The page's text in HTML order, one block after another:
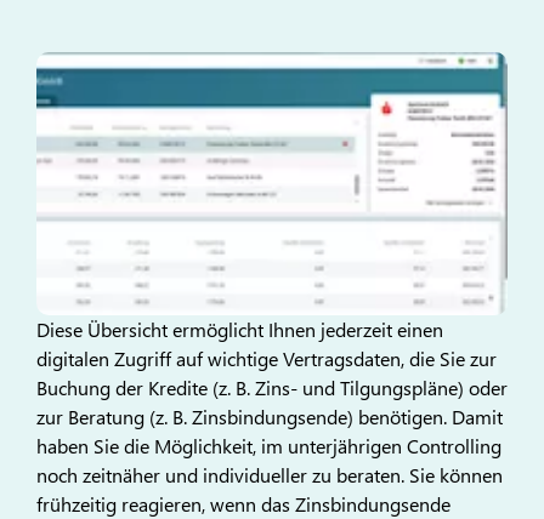
Diese Übersicht ermöglicht Ihnen jederzeit einen
digitalen Zugriff auf wichtige Vertragsdaten, die Sie zur
Buchung der Kredite (z. B. Zins- und Tilgungspläne) oder
zur Beratung (z. B. Zinsbindungsende) benötigen. Damit
haben Sie die Möglichkeit, im unterjährigen Controlling
noch zeitnäher und individueller zu beraten. Sie können
frühzeitig reagieren, wenn das Zinsbindungsende